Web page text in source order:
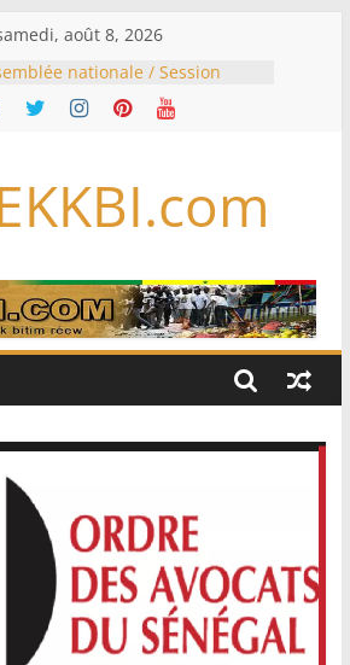
août 8, 2026
nationale / Session
Six commissions
à l’ordre du jour ce lundi
Patrice Talon élu président
moins de trois mois
et la Turquie signent un
de défense
Congo: Kinshasa interdit les
de cuivre et de cobalt